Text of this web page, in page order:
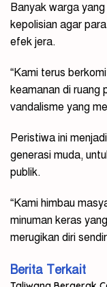
Banyak warga
kepolisian agar
efek jera.
“Kami terus
keamanan di ruang
vandalisme yang
Peristiwa ini
generasi muda,
publik.
“Kami himbau
minuman keras
merugikan diri
Berita Terkait